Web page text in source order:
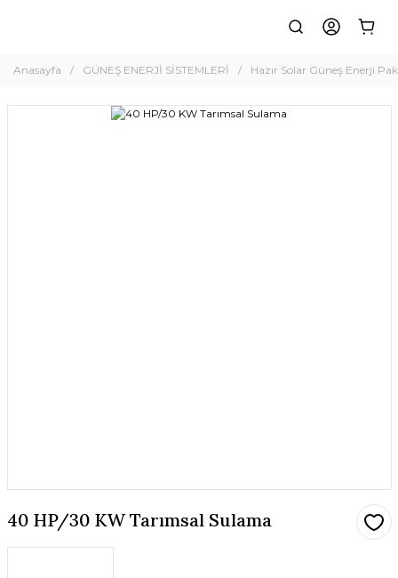
Anasayfa GÜNEŞ ENERJİ SİSTEMLERİ Hazır Solar Güneş Enerji
40 HP/30 KW Tarımsal Sulama